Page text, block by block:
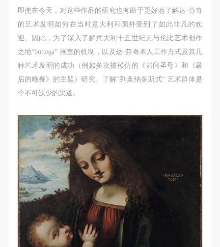
即使在今天，对这些作品的研究也有助于更好地了解达·芬奇
的艺术发明如何在当时意大利和国外受到了如此非凡的欢
迎。因此，为了深入了解意大利十五世纪无与伦比艺术创作
之地“bottega” 画室的机制，以及达·芬奇本人工作方式及其几
种艺术发明的成功（例如多次被模仿的《岩间圣母》和《最
后的晚餐》的主题）研究、了解“列奥纳多斯式“ 艺术群体是
个不可缺少的渠道。
肖像权许可乙方作符合本协议约定和法律规定的用
途。
（2）、乙方中央美术学院美术馆是一所具有标志
性、专业性、国际化的现代公共美术馆。中央美术学
院美术馆与时代同行，努力塑造一个开放、自由、学
术的空间氛围，竭诚与各单位、企业、机构、艺术家
和观众进行良好互动。以学院的学术研究为基础，积
共教育活动，为美院师生、中外艺术家以及社会公众
提供一个交流、学习、展示的平台。作为一家公益性
单位，其开展的公共教育活动以学术性和公益性为
主。
（3）、乙方为甲方拍摄中央美术学院公共教育部所
有公教活动。
二、拍摄内容、使用形式、使用地域范围
（1）、拍摄内容 乙方拍摄的带有甲方肖像的作品内
容包括：①中央美术学院美术馆②中央美术学院校园
内○3由中央美术学院公共教育部策划或执行的一切活
肖像权许可乙方作符合本协议约定和法律规定的用
途。
（2）、乙方中央美术学院美术馆是一所具有标志
性、专业性、国际化的现代公共美术馆。中央美术学
院美术馆与时代同行，努力塑造一个开放、自由、学
术的空间氛围，竭诚与各单位、企业、机构、艺术家
和观众进行良好互动。以学院的学术研究为基础，积
共教育活动，为美院师生、中外艺术家以及社会公众
提供一个交流、学习、展示的平台。作为一家公益性
单位，其开展的公共教育活动以学术性和公益性为
主。
（3）、乙方为甲方拍摄中央美术学院公共教育部所
有公教活动。
二、拍摄内容、使用形式、使用地域范围
（1）、拍摄内容 乙方拍摄的带有甲方肖像的作品内
容包括：①中央美术学院美术馆②中央美术学院校园
内○3由中央美术学院公共教育部策划或执行的一切活
肖像权许可乙方作符合本协议约定和法律规定的用
途。
（2）、乙方中央美术学院美术馆是一所具有标志
性、专业性、国际化的现代公共美术馆。中央美术学
院美术馆与时代同行，努力塑造一个开放、自由、学
术的空间氛围，竭诚与各单位、企业、机构、艺术家
和观众进行良好互动。以学院的学术研究为基础，积
共教育活动，为美院师生、中外艺术家以及社会公众
提供一个交流、学习、展示的平台。作为一家公益性
单位，其开展的公共教育活动以学术性和公益性为
主。
（3）、乙方为甲方拍摄中央美术学院公共教育部所
有公教活动。
二、拍摄内容、使用形式、使用地域范围
（1）、拍摄内容 乙方拍摄的带有甲方肖像的作品内
容包括：①中央美术学院美术馆②中央美术学院校园
内○3由中央美术学院公共教育部策划或执行的一切活